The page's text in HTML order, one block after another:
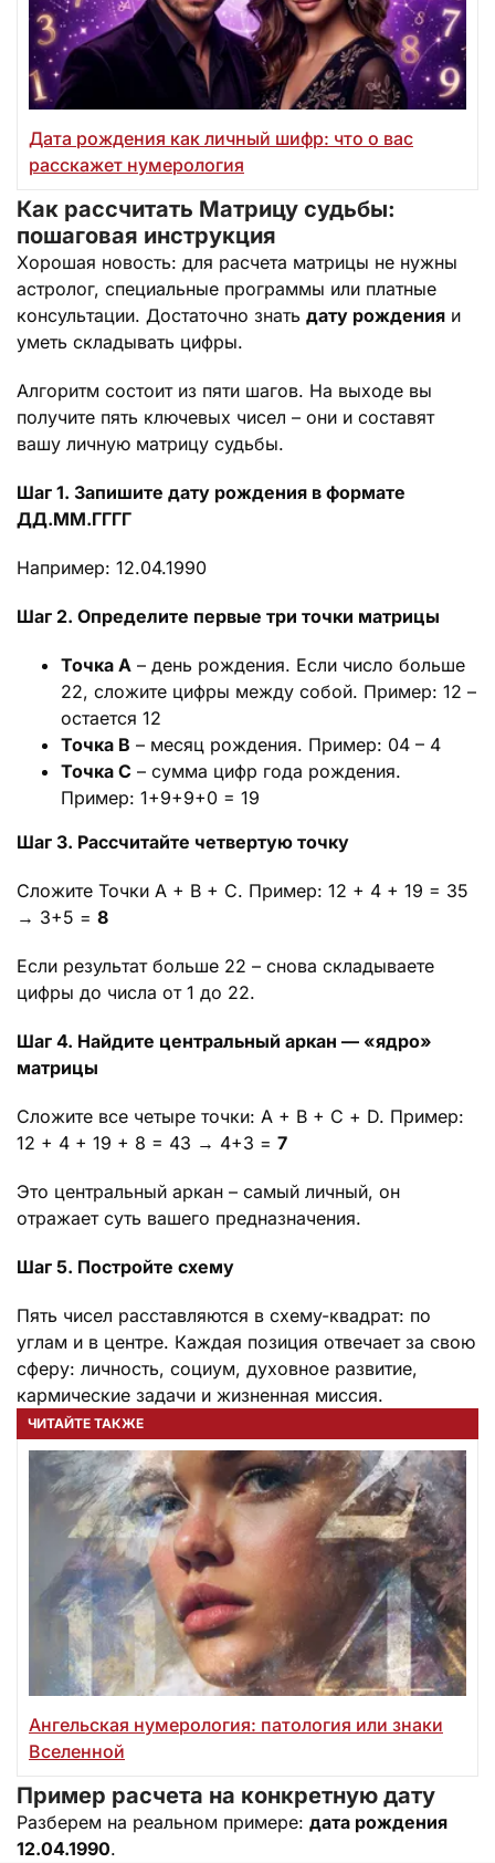
Дата рождения как личный шифр: что о вас
расскажет нумерология
Как рассчитать Матрицу судьбы:
пошаговая инструкция
Хорошая новость: для расчета матрицы не нужны
астролог, специальные программы или платные
консультации. Достаточно знать дату рождения и
уметь складывать цифры.
Алгоритм состоит из пяти шагов. На выходе вы
получите пять ключевых чисел – они и составят
вашу личную матрицу судьбы.
Шаг 1. Запишите дату рождения в формате
ДД.ММ.ГГГГ
Например: 12.04.1990
Шаг 2. Определите первые три точки матрицы
Точка А – день рождения. Если число больше
22, сложите цифры между собой. Пример: 12 –
остается 12
Точка В – месяц рождения. Пример: 04 – 4
Точка С – сумма цифр года рождения.
Пример: 1+9+9+0 = 19
Шаг 3. Рассчитайте четвертую точку
Сложите Точки А + В + С. Пример: 12 + 4 + 19 = 35
→ 3+5 = 8
Если результат больше 22 – снова складываете
цифры до числа от 1 до 22.
Шаг 4. Найдите центральный аркан — «ядро»
матрицы
Сложите все четыре точки: А + В + С + D. Пример:
12 + 4 + 19 + 8 = 43 → 4+3 = 7
Это центральный аркан – самый личный, он
отражает суть вашего предназначения.
Шаг 5. Постройте схему
Пять чисел расставляются в схему-квадрат: по
углам и в центре. Каждая позиция отвечает за свою
сферу: личность, социум, духовное развитие,
кармические задачи и жизненная миссия.
ЧИТАЙТЕ ТАКЖЕ
Ангельская нумерология: патология или знаки
Вселенной
Пример расчета на конкретную дату
Разберем на реальном примере: дата рождения
12.04.1990.